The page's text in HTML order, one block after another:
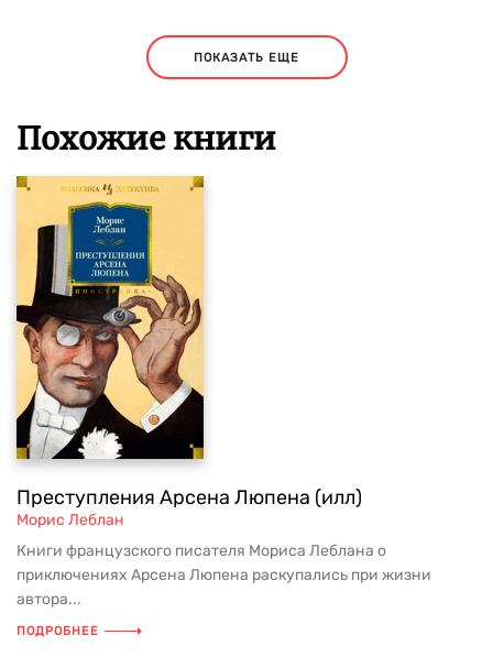
ПОКАЗАТЬ ЕЩЕ
Похожие книги
Преступления Арсена Люпена (илл)
Морис Леблан
Книги французского писателя Мориса Леблана о
приключениях Арсена Люпена раскупались при жизни
автора...
ПОДРОБНЕЕ